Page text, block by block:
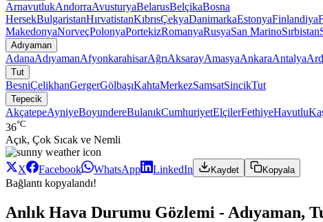
ArnavutlukAndorraAvusturyaBelarusBelçikaBosna
HersekBulgaristanHırvatistanKıbrısÇekyaDanimarkaEstonyaFinlandiya
MakedonyaNorveçPolonyaPortekizRomanyaRusyaSan MarinoSırbistan
Adıyaman
AdanaAdıyamanAfyonkarahisarAğrıAksarayAmasyaAnkaraAntalya
Tut
BesniÇelikhanGergerGölbaşıKahtaMerkezSamsatSincikTut
Tepecik
AkçatepeAyniyeBoyundereBulanıkCumhuriyetElçilerFethiyeHavutlu
36°C
Açık, Çok Sıcak ve Nemli
X Facebook WhatsApp LinkedIn Kaydet Kopyala
Bağlantı kopyalandı!
Anlık Hava Durumu Gözlemi - Adıyaman,